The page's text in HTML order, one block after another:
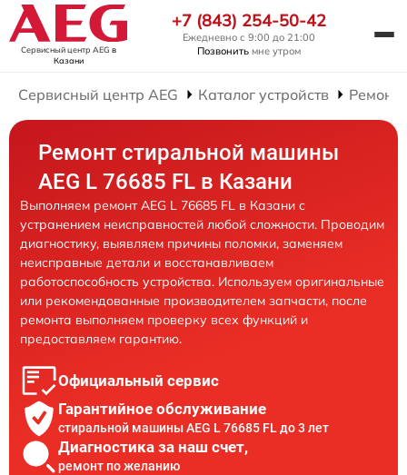
Сервисный центр AEG в
Казани
+7 (843) 254-50-42
Ежедневно с 9:00 до 21:00
Позвонить мне утром
Сервисный центр AEG Каталог устройств Ремонт
Ремонт стиральной машины
AEG L 76685 FL в Казани
Выполняем ремонт AEG L 76685 FL в Казани с
устранением неисправностей любой сложности. Проводим
диагностику, выявляем причины поломки, заменяем
неисправные детали и восстанавливаем
работоспособность устройства. Используем оригинальные
или рекомендованные производителем запчасти, после
ремонта выполняем проверку всех функций и
предоставляем гарантию.
Официальный сервис
Гарантийное обслуживание
стиральной машины AEG L 76685 FL до 3 лет
Диагностика за наш счет,
ремонт по желанию